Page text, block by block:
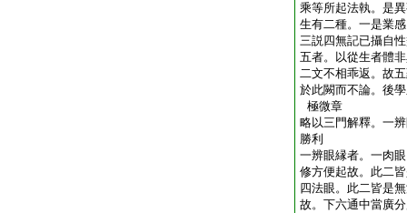
乘等所起法執。是
生有二種。一是業
三説四無記已攝自
五者。以從生者體
二文不相乖返。故
於此闕而不論。後
極微章
略以三門解釋。一
勝利
一辨眼縁者。一肉
修方便起故。此二
四法眼。此二皆是
故。下六通中當廣